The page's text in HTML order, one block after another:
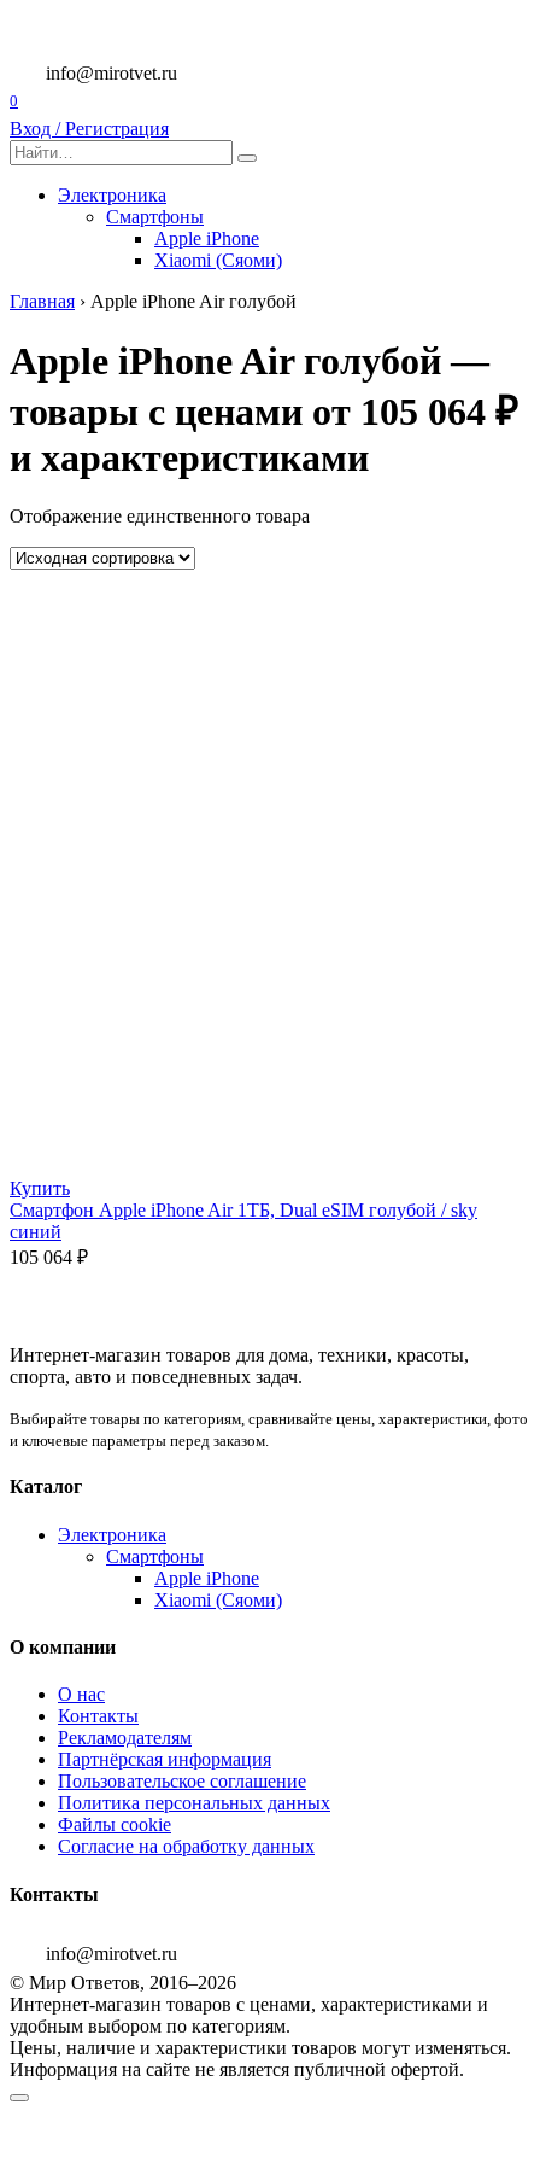
содержанию
info@mirotvet.ru
0
Вход / Регистрация
Search
for:
Электроника
Смартфоны
Apple iPhone
Xiaomi (Сяоми)
Главная › Apple iPhone Air голубой
Apple iPhone Air голубой —
товары с ценами от 105 064 ₽
и характеристиками
Отображение единственного товара
Купить
Смартфон Apple iPhone Air 1ТБ, Dual eSIM голубой / sky
синий
105 064 ₽
Интернет-магазин товаров для дома, техники, красоты,
спорта, авто и повседневных задач.
Выбирайте товары по категориям, сравнивайте цены, характеристики, фото
и ключевые параметры перед заказом.
Каталог
Электроника
Смартфоны
Apple iPhone
Xiaomi (Сяоми)
О компании
О нас
Контакты
Рекламодателям
Партнёрская информация
Пользовательское соглашение
Политика персональных данных
Файлы cookie
Согласие на обработку данных
Контакты
info@mirotvet.ru
© Мир Ответов, 2016–2026
Интернет-магазин товаров с ценами, характеристиками и
удобным выбором по категориям.
Цены, наличие и характеристики товаров могут изменяться.
Информация на сайте не является публичной офертой.